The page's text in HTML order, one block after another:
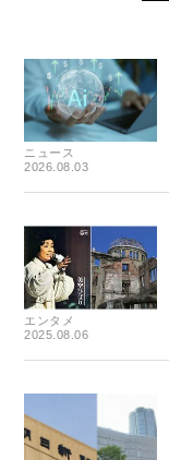
ニュース
2026.08.03
エンタメ
2025.08.06